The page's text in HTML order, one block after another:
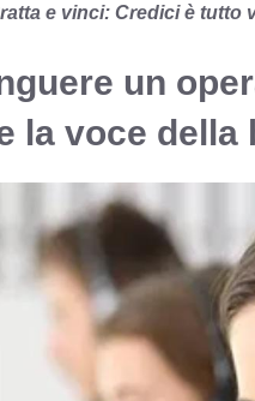
e vinci: Credici è tutto
un
la voce della